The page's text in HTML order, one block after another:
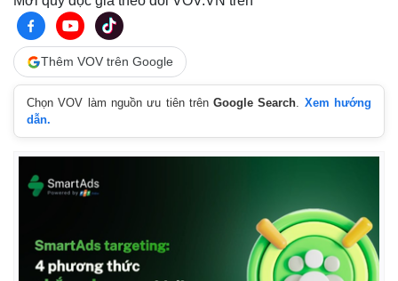
Thêm VOV trên Google
Chọn VOV làm nguồn ưu tiên trênGoogle Search. Xem hướng
dẫn.